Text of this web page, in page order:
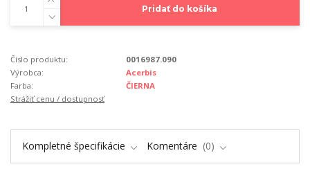
Pridať do košíka
Číslo produktu:
0016987.090
Výrobca:
Acerbis
Farba:
ČIERNA
Strážiť cenu / dostupnosť
Kompletné špecifikácie Komentáre 0